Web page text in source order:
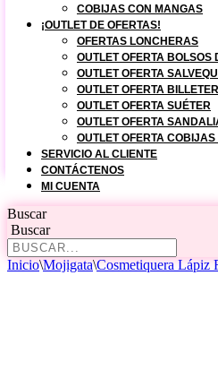
COBIJAS CON MANGAS
¡OUTLET DE OFERTAS!
OFERTAS LONCHERAS
OUTLET OFERTA BOLSOS
OUTLET OFERTA
OUTLET OFERTA
OUTLET OFERTA SUÉTER
OUTLET OFERTA
OUTLET OFERTA
SERVICIO AL CLIENTE
CONTÁCTENOS
MI CUENTA
Buscar
Buscar
Inicio\Mojigata\Cosmetiquera Lápiz